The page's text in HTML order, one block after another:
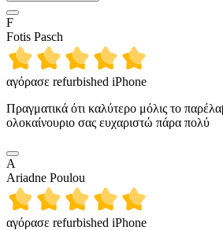
F
Fotis Pasch
αγόρασε refurbished iPhone
Πραγματικά ότι καλύτερο μόλις το
ολοκαίνουριο σας ευχαριστώ πάρα πολύ
A
Ariadne Poulou
αγόρασε refurbished iPhone